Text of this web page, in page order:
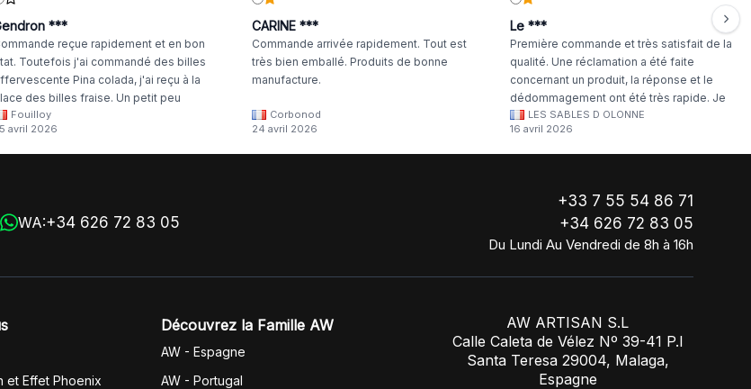
***
reçue rapidement et en bon
Toutefois j'ai commandé des billes
Pina colada, j'ai reçu à la
des billes fraise. Un petit peu
Fouilloy
avril 2026
CARINE ***
Commande arrivée rapidement. Tout est
très bien emballé. Produits de bonne
manufacture.
Corbonod
24 avril 2026
Le ***
Première commande et très satisfait de la
qualité. Une réclamation a été faite
concernant un produit, la réponse et le
dédommagement ont été très rapide. Je
continuerai à commander chez WA Artisan
!
LES SABLES D OLONNE
16 avril 2026
WA:+34 626 72 83 05
+33 7 55 54 86 71
+34 626 72 83 05
Du Lundi Au Vendredi de 8h à 16h
et Effet Phoenix
Découvrez la Famille AW
AW - Espagne
AW - Portugal
AW ARTISAN S.L
Calle Caleta de Vélez Nº 39-41 P.I
Santa Teresa 29004, Malaga,
Espagne